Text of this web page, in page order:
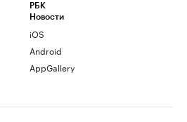
РБК
Новости
iOS
Android
AppGallery